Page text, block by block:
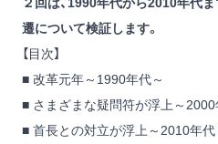
２回は、1990年代から2010年代
遷について検証します。
【目次】
■ 改革元年～1990年代～
■ さまざまな疑問符が浮上～2000
■ 首長との対立が浮上～2010年代